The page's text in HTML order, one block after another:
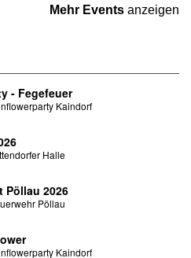
Mehr Events anzeigen
- Fegefeuer
Kaindorf
Halle
Pöllau 2026
Pöllau
Kaindorf